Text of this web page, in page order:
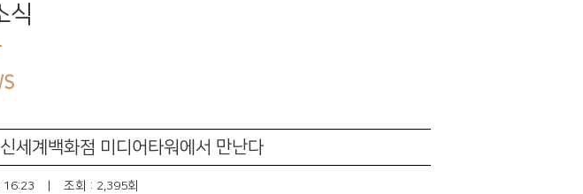
식
세계백화점 미디어타워에서 만난다
조회 : 2,395회